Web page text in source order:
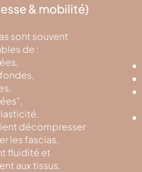
& mobilité)
sont souvent
de :
décompresser
les fascias,
fluidité et
aux tissus.